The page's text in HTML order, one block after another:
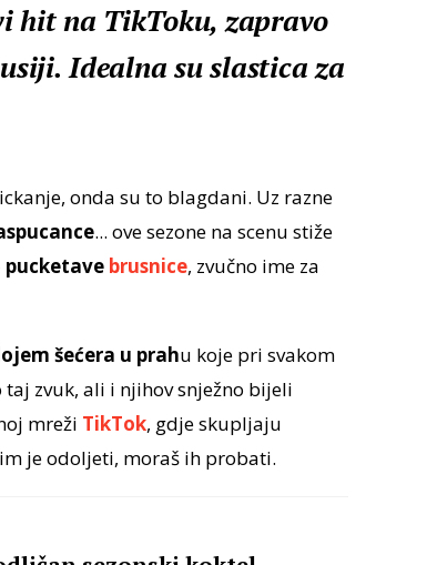
hit na TikToku, zapravo
Idealna su slastica za
onda su to blagdani. Uz razne
... ove sezone na scenu stiže
pucketave brusnice, zvučno ime za
šećera u prahu koje pri svakom
zvuk, ali i njihov snježno bijeli
mreži TikTok, gdje skupljaju
je odoljeti, moraš ih probati.